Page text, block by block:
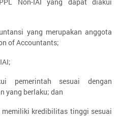
yang merupakan anggota
of Accountants;
pemerintah sesuai dengan
yang berlaku; dan
kredibilitas tinggi sesuai